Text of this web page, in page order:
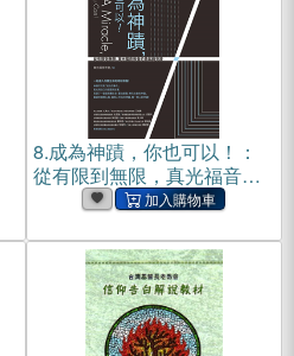
8.成為神蹟，你也可以！：
從有限到無限，真光福音教
會的勇氣與見證(電子書)